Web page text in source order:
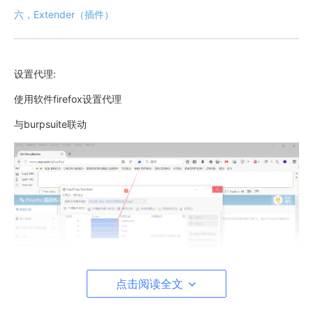
六，Extender（插件）
设置代理:
使用软件firefox设置代理
与burpsuite联动
点击阅读全文